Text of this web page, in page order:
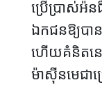
ប្រើប្រាស់អ៉ី
ឯកជនឱ្យបា
ហើយគំនិតនេ
ម៉ាស៊ីនមេជា